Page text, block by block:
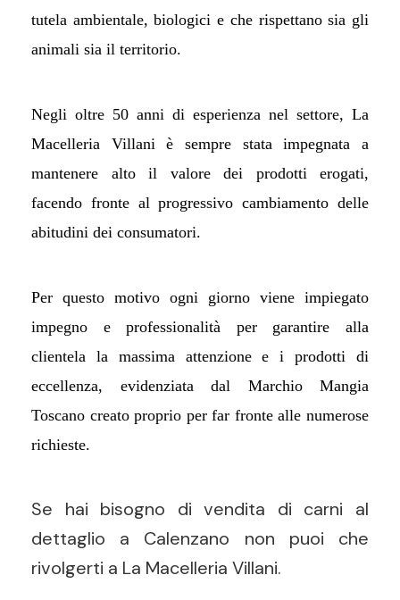
tutela ambientale, biologici e che rispettano sia gli
animali sia il territorio.
Negli oltre 50 anni di esperienza nel settore, La
Macelleria Villani è sempre stata impegnata a
mantenere alto il valore dei prodotti erogati,
facendo fronte al progressivo cambiamento delle
abitudini dei consumatori.
Per questo motivo ogni giorno viene impiegato
impegno e professionalità per garantire alla
clientela la massima attenzione e i prodotti di
eccellenza, evidenziata dal Marchio Mangia
Toscano creato proprio per far fronte alle numerose
richieste.
Se hai bisogno di vendita di carni al
dettaglio a Calenzano non puoi che
rivolgerti a La Macelleria Villani.